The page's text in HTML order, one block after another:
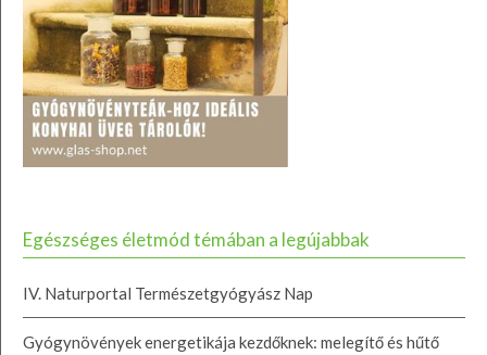
Egészséges életmód témában a legújabbak
IV. Naturportal Természetgyógyász Nap
Gyógynövények energetikája kezdőknek: melegítő és hűtő